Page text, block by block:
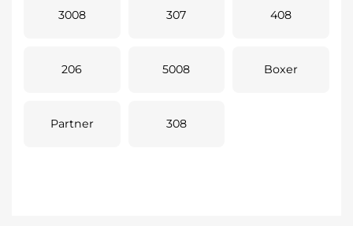
3008 307 408
206 5008 Boxer
Partner 308